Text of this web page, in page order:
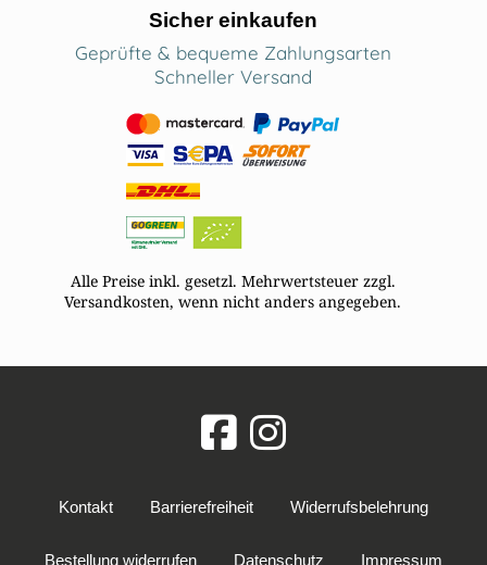
Sicher einkaufen
Geprüfte & bequeme Zahlungsarten
Schneller Versand
Alle Preise inkl. gesetzl. Mehrwertsteuer zzgl.
Versandkosten, wenn nicht anders angegeben.
Kontakt Barrierefreiheit Widerrufsbelehrung
Bestellung widerrufen Datenschutz Impressum